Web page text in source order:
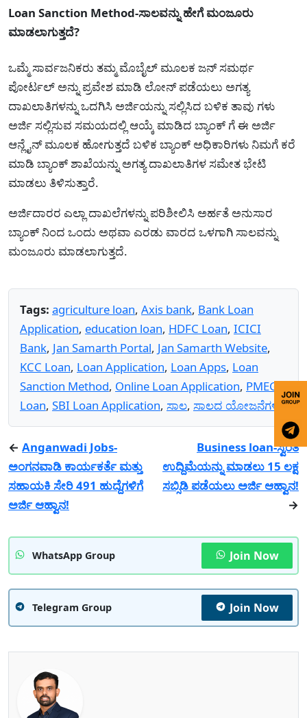
Loan Sanction Method-ಸಾಲವನ್ನು ಹೇಗೆ ಮಂಜೂರು
ಮಾಡಲಾಗುತ್ತದೆ?
ಒಮ್ಮೆ ಸಾರ್ವಜನಿಕರು ತಮ್ಮ ಮೊಬೈಲ್ ಮೂಲಕ ಜನ್‌ ಸಮರ್ಥ
ಪೋರ್ಟಲ್ ಅನ್ನು ಪ್ರವೇಶ ಮಾಡಿ ಲೋನ್ ಪಡೆಯಲು ಅಗತ್ಯ
ದಾಖಲಾತಿಗಳನ್ನು ಒದಗಿಸಿ ಅರ್ಜಿಯನ್ನು ಸಲ್ಲಿಸಿದ ಬಳಿಕ ತಾವು ಗಳು
ಅರ್ಜಿ ಸಲ್ಲಿಸುವ ಸಮಯದಲ್ಲಿ ಆಯ್ಕೆ ಮಾಡಿದ ಬ್ಯಾಂಕ್ ಗೆ ಈ ಅರ್ಜಿ
ಆನ್ಲೈನ್ ಮೂಲಕ ಹೋಗುತ್ತದೆ ಬಳಿಕ ಬ್ಯಾಂಕ್ ಅಧಿಕಾರಿಗಳು ನಿಮಗೆ ಕರೆ
ಮಾಡಿ ಬ್ಯಾಂಕ್ ಶಾಖೆಯನ್ನು ಅಗತ್ಯ ದಾಖಲಾತಿಗಳ ಸಮೇತ ಭೇಟಿ
ಮಾಡಲು ತಿಳಿಸುತ್ತಾರೆ.
ಅರ್ಜಿದಾರರ ಎಲ್ಲಾ ದಾಖಲೆಗಳನ್ನು ಪರಿಶೀಲಿಸಿ ಅರ್ಹತೆ ಅನುಸಾರ
ಬ್ಯಾಂಕ್ ನಿಂದ ಒಂದು ಅಥವಾ ಎರಡು ವಾರದ ಒಳಗಾಗಿ ಸಾಲವನ್ನು
ಮಂಜೂರು ಮಾಡಲಾಗುತ್ತದೆ.
Tags: agriculture loan, Axis bank, Bank Loan
Application, education loan, HDFC Loan, ICICI
Bank, Jan Samarth Portal, Jan Samarth Website,
KCC Loan, Loan Application, Loan Apps, Loan
Sanction Method, Online Loan Application, PMEGP
Loan, SBI Loan Application, ಸಾಲ, ಸಾಲದ ಯೋಜನೆಗಳು
← Anganwadi Jobs-
ಅಂಗನವಾಡಿ ಕಾರ್ಯಕರ್ತೆ ಮತ್ತು
ಸಹಾಯಕಿ ಸೇರಿ 491 ಹುದ್ದೆಗಳಿಗೆ
ಅರ್ಜಿ ಆಹ್ವಾನ!
Business loan-ಸ್ವಂತ
ಉದ್ದಿಮೆಯನ್ನು ಮಾಡಲು 15 ಲಕ್ಷ
ಸಬ್ಸಿಡಿ ಪಡೆಯಲು ಅರ್ಜಿ ಆಹ್ವಾನ!
→
WhatsApp Group Join Now
Telegram Group Join Now